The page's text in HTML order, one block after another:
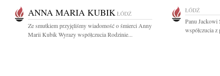
ANNA MARIA KUBIK ŁÓDŹ
Ze smutkiem przyjęliśmy wiadomość o śmierci Anny
Marii Kubik Wyrazy współczucia Rodzinie...
ŁÓDŹ
Panu Jackowi
współczucia